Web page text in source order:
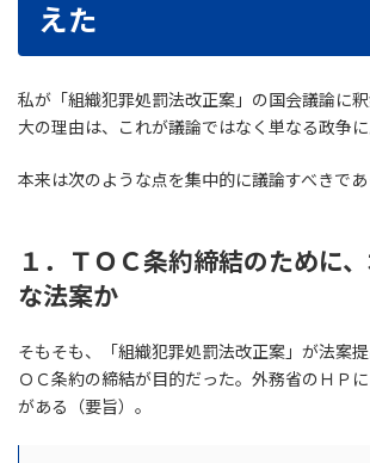
えた
私が「組織犯罪処罰法改正案」の国会議論に
大の理由は、これが議論ではなく単なる政争に
本来は次のような点を集中的に議論すべきであ
１．ＴＯＣ条約締結のために
な法案か
そもそも、「組織犯罪処罰法改正案」が法案
ＯＣ条約の締結が目的だった。外務省のＨＰ
がある（要旨）。